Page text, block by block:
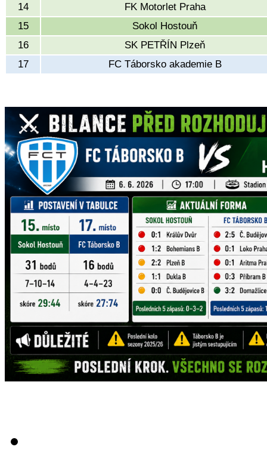
14
FK Motorlet Praha
15
Sokol Hostouň
16
SK PETŘÍN Plzeň
17
FC Táborsko akademie B